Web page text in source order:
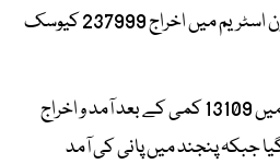
بھی 266804 کیوسک اور ڈاؤن اسٹریم میں اخراج 237999 کیوسک
ہیڈ تریموں میں پانی کے بہاو میں 13109 کمی کے بعد آمد و اخراج
گیا جبکہ پنجند میں پانی کی آمد